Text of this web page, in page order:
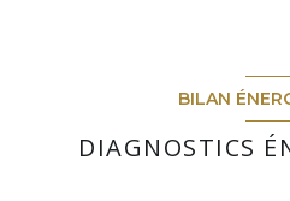
BILAN
DIAGNOSTICS